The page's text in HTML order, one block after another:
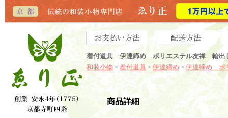
着付道具 伊達締め ポリエステル友禅 輪出
和装小物 > 着付道具 > 伊達締め> 伊達締め ポ
商品詳細